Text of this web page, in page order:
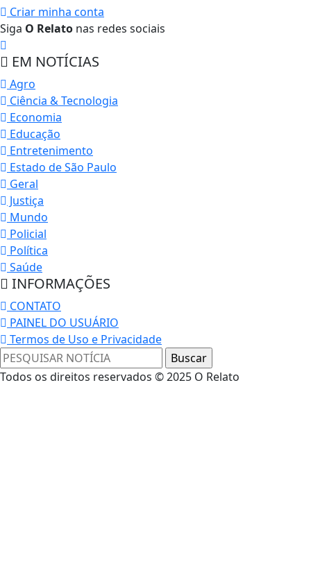
Criar minha conta
Siga O Relato nas redes sociais
EM NOTÍCIAS
Agro
Ciência & Tecnologia
Economia
Educação
Entretenimento
Estado de São Paulo
Geral
Justiça
Mundo
Policial
Política
Saúde
INFORMAÇÕES
CONTATO
PAINEL DO USUÁRIO
Termos de Uso e Privacidade
Todos os direitos reservados © 2025 O Relato